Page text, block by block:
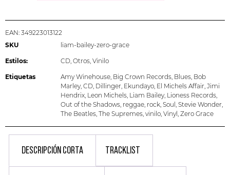
EAN: 349223013122
SKU
liam-bailey-zero-grace
Estilos: CD, Otros, Vinilo
Etiquetas Amy Winehouse, Big Crown Records, Blues, Bob
Marley, CD, Dillinger, Ekundayo, El Michels Affair, Jimi
Hendrix, Leon Michels, Liam Bailey, Lioness Records,
Out of the Shadows, reggae, rock, Soul , Stevie Wonder,
The Beatles, The Supremes, vinilo, Vinyl, Zero Grace
DESCRIPCIÓN CORTA TRACKLIST